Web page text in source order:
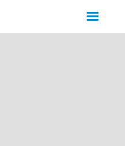
Rozbalení